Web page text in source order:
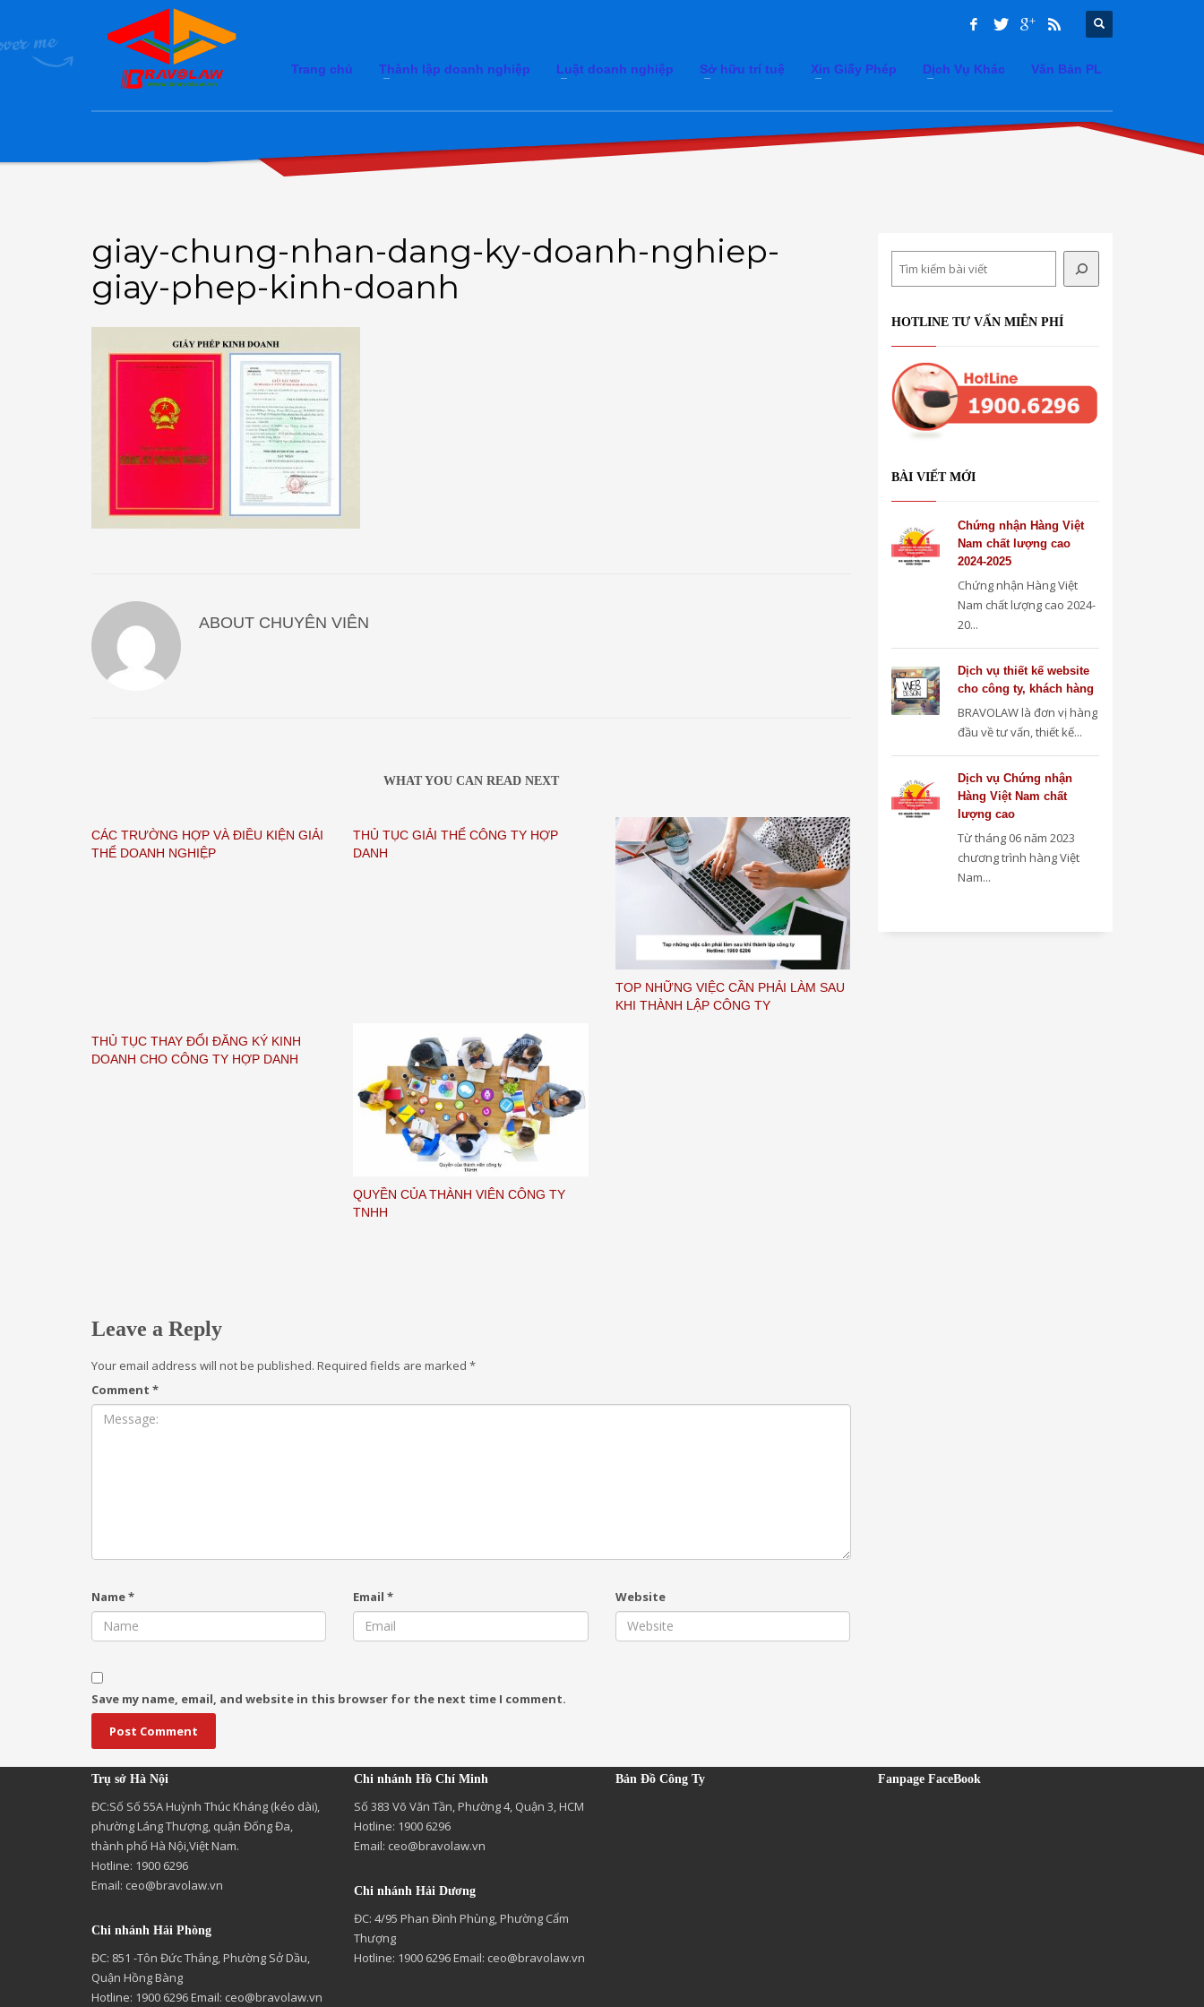
Trang chủ Thành lập doanh nghiệp Luật doanh nghiệp Sở hữu trí tuệ Xin Giấy Phép Dịch Vụ Khác Văn Bản PL
giay-chung-nhan-dang-ky-doanh-nghiep-
giay-phep-kinh-doanh
ABOUT CHUYÊN VIÊN
WHAT YOU CAN READ NEXT
CÁC TRƯỜNG HỢP VÀ ĐIỀU KIỆN GIẢI
THỂ DOANH NGHIỆP
THỦ TỤC GIẢI THỂ CÔNG TY HỢP
DANH
TOP NHỮNG VIỆC CẦN PHẢI LÀM SAU
KHI THÀNH LẬP CÔNG TY
THỦ TỤC THAY ĐỔI ĐĂNG KÝ KINH
DOANH CHO CÔNG TY HỢP DANH
QUYỀN CỦA THÀNH VIÊN CÔNG TY
TNHH
Leave a Reply
Your email address will not be published. Required fields are marked *
Comment *
Name* Email* Website
Save my name, email, and website in this browser for the next time I comment.
HOTLINE TƯ VẤN MIỄN PHÍ
BÀI VIẾT MỚI
Chứng nhận Hàng Việt
Nam chất lượng cao
2024-2025
Chứng nhận Hàng Việt
Nam chất lượng cao 2024-
20...
Dịch vụ thiết kế website
cho công ty, khách hàng
BRAVOLAW là đơn vị hàng
đầu về tư vấn, thiết kế...
Dịch vụ Chứng nhận
Hàng Việt Nam chất
lượng cao
Từ tháng 06 năm 2023
chương trình hàng Việt
Nam...
Trụ sở Hà Nội
ĐC:Số Số 55A Huỳnh Thúc Kháng (kéo dài),
phường Láng Thượng, quận Đống Đa,
thành phố Hà Nội,Việt Nam.
Hotline: 1900 6296
Email: ceo@bravolaw.vn
Chi nhánh Hải Phòng
ĐC: 851 -Tôn Đức Thắng, Phường Sở Dầu,
Quận Hồng Bàng
Hotline: 1900 6296 Email: ceo@bravolaw.vn
Chi nhánh Hồ Chí Minh
Số 383 Võ Văn Tần, Phường 4, Quận 3, HCM
Hotline: 1900 6296
Email: ceo@bravolaw.vn
Chi nhánh Hải Dương
ĐC: 4/95 Phan Đình Phùng, Phường Cẩm
Thượng
Hotline: 1900 6296 Email: ceo@bravolaw.vn
Bản Đồ Công Ty Fanpage FaceBook